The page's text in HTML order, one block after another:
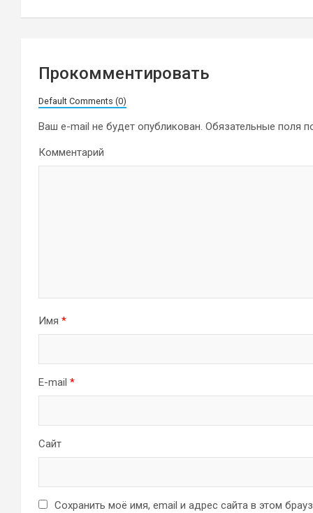
записям
Прокомментировать
Default Comments (0)
Ваш e-mail не будет опубликован. Обязательные поля
Комментарий
Имя *
E-mail *
Сайт
Сохранить моё имя, email и адрес сайта в этом